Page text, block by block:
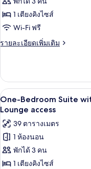
Executive
Suite
with
Airport
Transfers
Club
Lounge
access
1 เตียงคิงไซส์
Wi-Fi ฟรี
รายละเอียดเพิ่มเติม
ราย
เกี่ยว
กับ
Executive
Suite
Airport
Transfers
and
Club
Lounge
เปิด
ภาพถ่าย
ทั้งหมด
ของ
One-
Bedroom
19
One-Bedroom Suite
Lounge access
39 ตารางเมตร
1 ห้องนอน
พักได้ 3 คน
1 เตียงคิงไซส์